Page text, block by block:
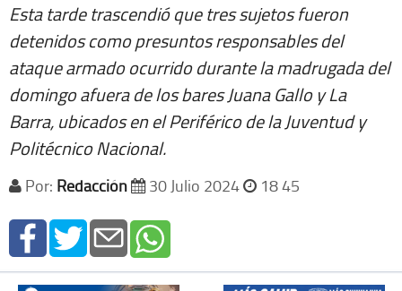
Esta tarde trascendió que tres sujetos fueron
detenidos como presuntos responsables del
ataque armado ocurrido durante la madrugada del
domingo afuera de los bares Juana Gallo y La
Barra, ubicados en el Periférico de la Juventud y
Politécnico Nacional.
Por: Redacción 30 Julio 2024 18 45